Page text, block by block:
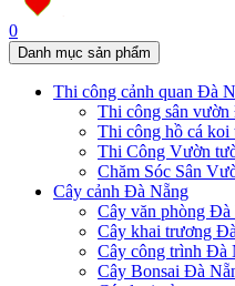
0
Danh mục sản phẩm
Thi công cảnh quan Đà
Thi công sân
Thi công hồ cá
Thi Công Vườn
Chăm Sóc Sân
Cây cảnh Đà Nẵng
Cây văn phòng Đà
Cây khai trương
Cây công trình Đà
Cây Bonsai Đà